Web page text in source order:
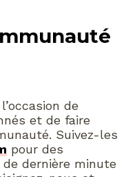
de
et de faire
Suivez-les
pour des
dernière minute